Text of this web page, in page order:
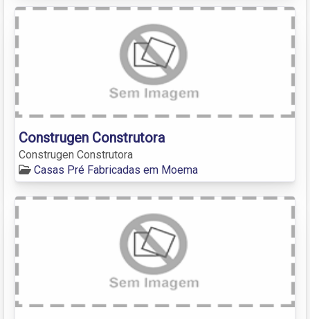
Construgen Construtora
Construgen Construtora
Casas Pré Fabricadas em Moema